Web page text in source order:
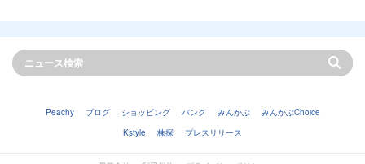
Peachy ブログ ショッピング バンク みんかぶ
みんかぶChoice
Kstyle
株探 プレスリリース